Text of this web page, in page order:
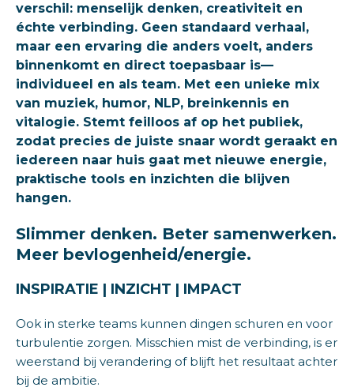
verschil: menselijk denken, creativiteit en
échte verbinding. Geen standaard verhaal,
maar een ervaring die anders voelt, anders
binnenkomt en direct toepasbaar is—
individueel en als team. Met een unieke mix
van muziek, humor, NLP, breinkennis en
vitalogie. Stemt feilloos af op het publiek,
zodat precies de juiste snaar wordt geraakt en
iedereen naar huis gaat met nieuwe energie,
praktische tools en inzichten die blijven
hangen.
Slimmer denken. Beter samenwerken.
Meer bevlogenheid/energie.
INSPIRATIE | INZICHT | IMPACT
Ook in sterke teams kunnen dingen schuren en voor
turbulentie zorgen. Misschien mist de verbinding, is er
weerstand bij verandering of blijft het resultaat achter
bij de ambitie.